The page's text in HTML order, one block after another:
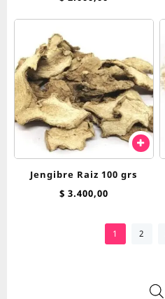
Jengibre Raiz 100 grs
$ 3.400,00
1 2